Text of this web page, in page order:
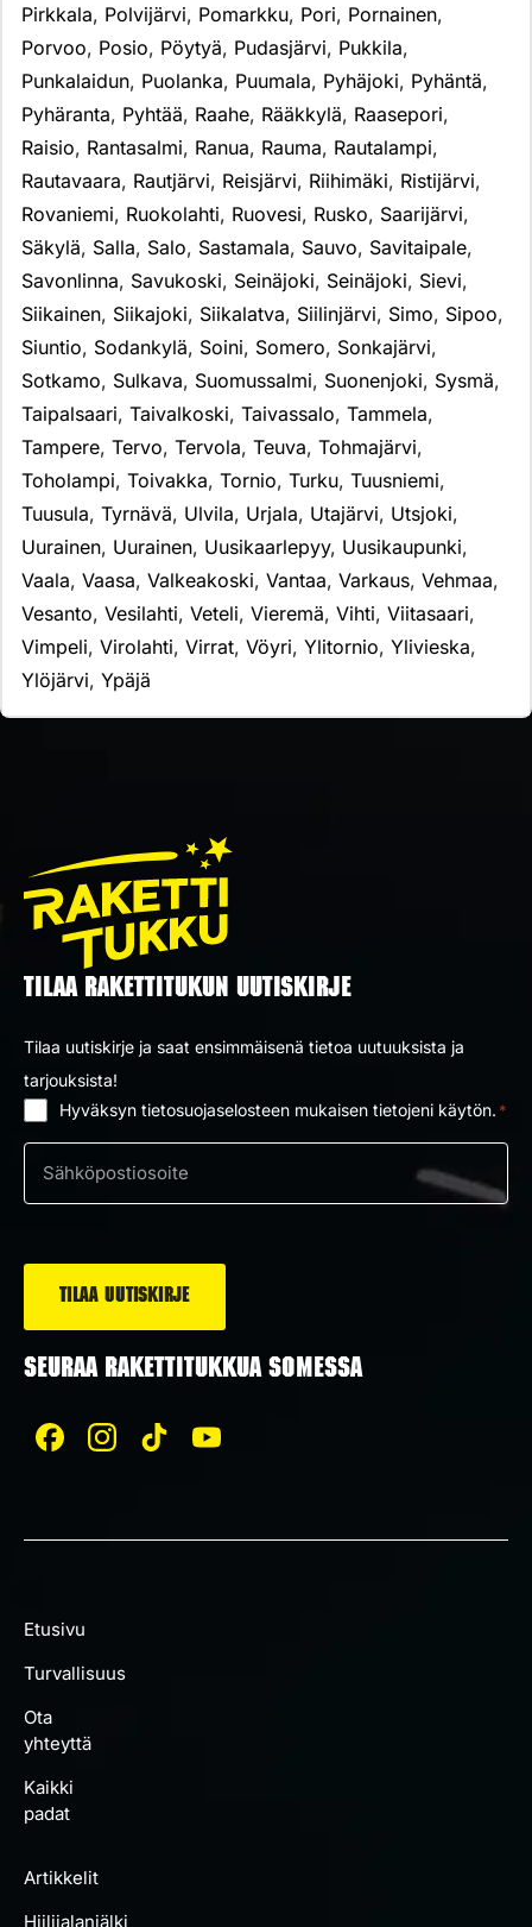
Pirkkala, Polvijärvi, Pomarkku, Pori, Pornainen,
Porvoo, Posio, Pöytyä, Pudasjärvi, Pukkila,
Punkalaidun, Puolanka, Puumala, Pyhäjoki, Pyhäntä,
Pyhäranta, Pyhtää, Raahe, Rääkkylä, Raasepori,
Raisio, Rantasalmi, Ranua, Rauma, Rautalampi,
Rautavaara, Rautjärvi, Reisjärvi, Riihimäki, Ristijärvi,
Rovaniemi, Ruokolahti, Ruovesi, Rusko, Saarijärvi,
Säkylä, Salla, Salo, Sastamala, Sauvo, Savitaipale,
Savonlinna, Savukoski, Seinäjoki, Seinäjoki, Sievi,
Siikainen, Siikajoki, Siikalatva, Siilinjärvi, Simo, Sipoo,
Siuntio, Sodankylä, Soini, Somero, Sonkajärvi,
Sotkamo, Sulkava, Suomussalmi, Suonenjoki, Sysmä,
Taipalsaari, Taivalkoski, Taivassalo, Tammela,
Tampere, Tervo, Tervola, Teuva, Tohmajärvi,
Toholampi, Toivakka, Tornio, Turku, Tuusniemi,
Tuusula, Tyrnävä, Ulvila, Urjala, Utajärvi, Utsjoki,
Uurainen, Uurainen, Uusikaarlepyy, Uusikaupunki,
Vaala, Vaasa, Valkeakoski, Vantaa, Varkaus, Vehmaa,
Vesanto, Vesilahti, Veteli, Vieremä, Vihti, Viitasaari,
Vimpeli, Virolahti, Virrat, Vöyri, Ylitornio, Ylivieska,
Ylöjärvi, Ypäjä
TILAA RAKETTITUKUN UUTISKIRJE
Tilaa uutiskirje ja saat ensimmäisenä tietoa uutuuksista ja
tarjouksista!
Hyväksyn tietosuojaselosteen mukaisen tietojeni käytön. *
Sähköposti
SEURAA RAKETTITUKKUA SOMESSA
Etusivu
Turvallisuus
Ota
yhteyttä
Kaikki
padat
Artikkelit
Hiilijalanjälki